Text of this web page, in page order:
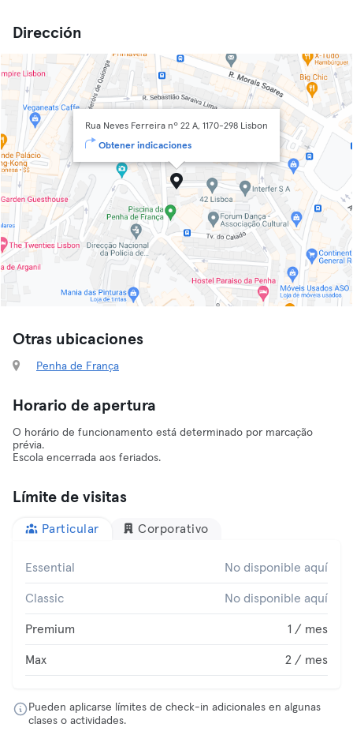
Dirección
Rua Neves Ferreira nº 22 A, 1170-298 Lisbon
Obtener indicaciones
Otras ubicaciones
Penha de França
Horario de apertura
O horário de funcionamento está determinado por marcação
prévia.
Escola encerrada aos feriados.
Límite de visitas
Particular Corporativo
Essential No disponible aquí
Classic No disponible aquí
Premium 1 / mes
Max 2 / mes
Pueden aplicarse límites de check-in adicionales en algunas
clases o actividades.